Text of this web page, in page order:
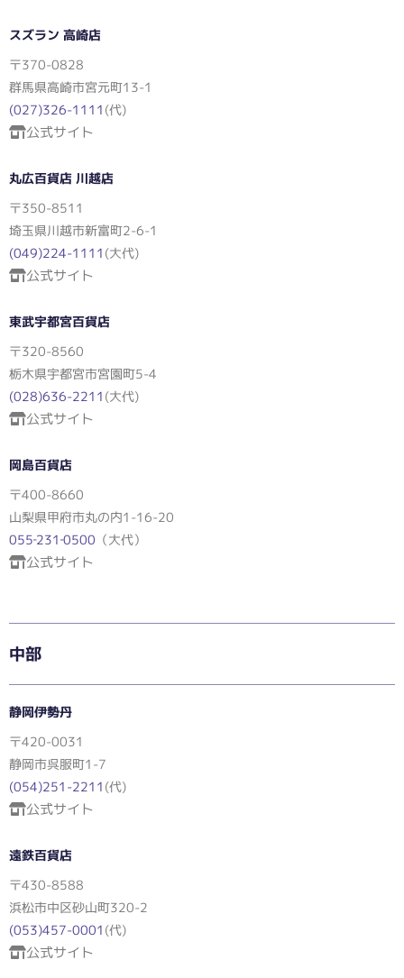
スズラン 高崎店
〒370-0828
群馬県高崎市宮元町13-1
(027)326-1111 (代)
公式サイト
丸広百貨店 川越店
〒350-8511
埼玉県川越市新富町2-6-1
(049)224-1111 (大代)
公式サイト
東武宇都宮百貨店
〒320-8560
栃木県宇都宮市宮園町5-4
(028)636-2211 (大代)
公式サイト
岡島百貨店
〒400-8660
山梨県甲府市丸の内1-16-20
055‐231‐0500 （大代）
公式サイト
中部
静岡伊勢丹
〒420-0031
静岡市呉服町1-7
(054)251-2211 (代)
公式サイト
遠鉄百貨店
〒430-8588
浜松市中区砂山町320-2
(053)457-0001 (代)
公式サイト